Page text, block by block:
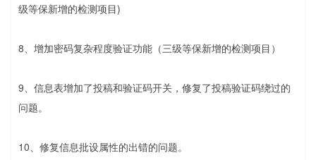
级等保新增的检测项目)
8、增加密码复杂程度验证功能（三级等保新增的检测项目）
9、信息表增加了投稿和验证码开关，修复了投稿验证码绕过的
问题。
10、修复信息批设属性的出错的问题。